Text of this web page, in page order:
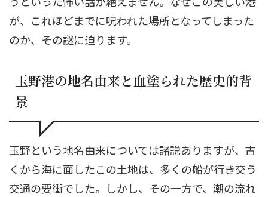
が、これほどまでに呪われた場所となってしまった
のか、その謎に迫ります。
玉野港の地名由来と血塗られた歴史的背
景
玉野という地名由来については諸説ありますが、古
くから海に面したこの土地は、多くの船が行き交う
交通の要衝でした。しかし、その一方で、潮の流れ